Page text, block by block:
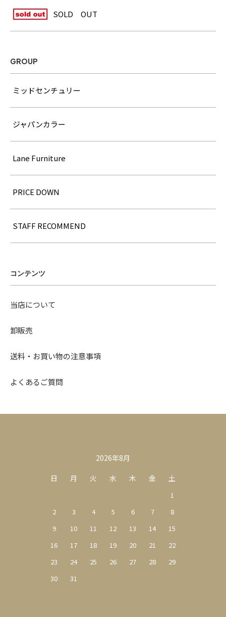
SOLD OUT
GROUP
ミッドセンチュリー
ジャパンカラー
Lane Furniture
PRICE DOWN
STAFF RECOMMEND
コンテンツ
当店について
卸販売
送料・お買い物の注意事項
よくあるご質問
2026年8月
日
月 火 水 木 金 土
1
2
3 4 5 6 7
8
9
10 11 12 13 14
15
16
17 18 19 20 21
22
23
24 25 26 27 28
29
30
31